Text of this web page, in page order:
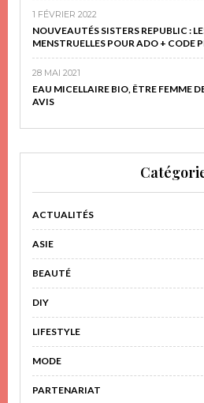
1 FÉVRIER 2022
NOUVEAUTÉS SISTERS REPUBLIC :
MENSTRUELLES POUR ADO + CODE
28 MAI 2021
EAU MICELLAIRE BIO, ÊTRE FEMME
AVIS
ACTUALITÉS
ASIE
BEAUTÉ
DIY
LIFESTYLE
MODE
PARTENARIAT